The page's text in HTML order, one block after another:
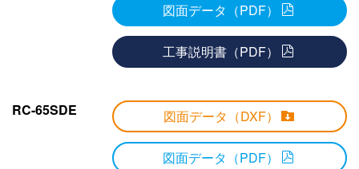
図面データ（PDF）
工事説明書（PDF）
RC-65SDE 図面データ（DXF）
図面データ（PDF）